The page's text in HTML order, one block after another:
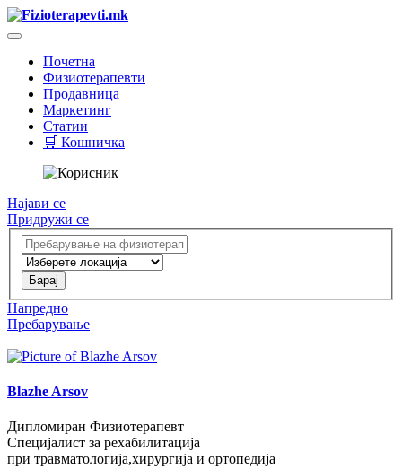
Почетна
Физиотерапевти
Продавница
Маркетинг
Статии
🛒 Кошничка
Најави се
Придружи се
Напредно
Пребарување
Blazhe Arsov
Дипломиран Физиотерапевт
Специјалист за рехабилитација
при травматологија,хирургија и ортопедија